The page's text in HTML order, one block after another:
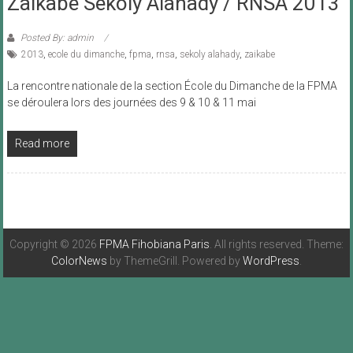
Posted By: admin
2013, ecole du dimanche, fpma, rnsa, sekoly alahady, zaikabe
La rencontre nationale de la section École du Dimanche de la FPMA
se déroulera lors des journées des 9 & 10 & 11 mai
Read more
Copyright © 2026 FPMA Fihobiana Paris. All rights reserved. Theme:
ColorNews by ThemeGrill. Powered byWordPress.